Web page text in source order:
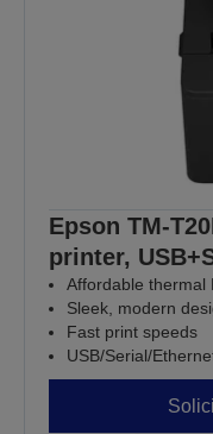
Epson TM-
printer,
Affordable thermal
Sleek, modern
Fast print speeds
USB/Serial/